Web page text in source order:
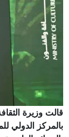
قالت وزيرة
بالمركز الدولي